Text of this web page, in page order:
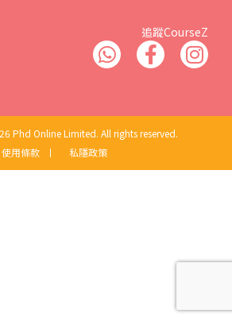
追蹤CourseZ
Phd Online Limited. All rights reserved.
使用條款
丨 私隱政策